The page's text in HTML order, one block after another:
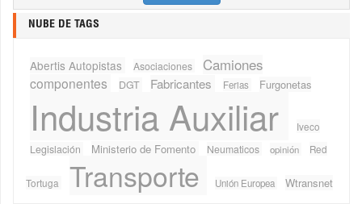
NUBE DE TAGS
Abertis Autopistas Asociaciones Camiones
componentes DGT Fabricantes Ferias Furgonetas
Industria Auxiliar
Iveco
Legislación
Ministerio de Fomento Neumaticos opinión Red
Tortuga Transporte Unión Europea Wtransnet